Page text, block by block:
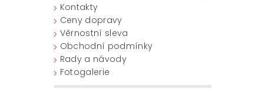
Kontakty
Ceny dopravy
Věrnostní sleva
Obchodní podmínky
Rady a návody
Fotogalerie